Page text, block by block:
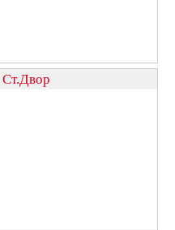
Ст.Двор